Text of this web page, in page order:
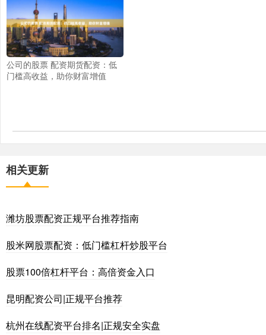
公司的股票 配资期货配资：低
门槛高收益，助你财富增值
相关更新
潍坊股票配资正规平台推荐指南
股米网股票配资：低门槛杠杆炒股平台
股票100倍杠杆平台：高倍资金入口
昆明配资公司|正规平台推荐
杭州在线配资平台排名|正规安全实盘